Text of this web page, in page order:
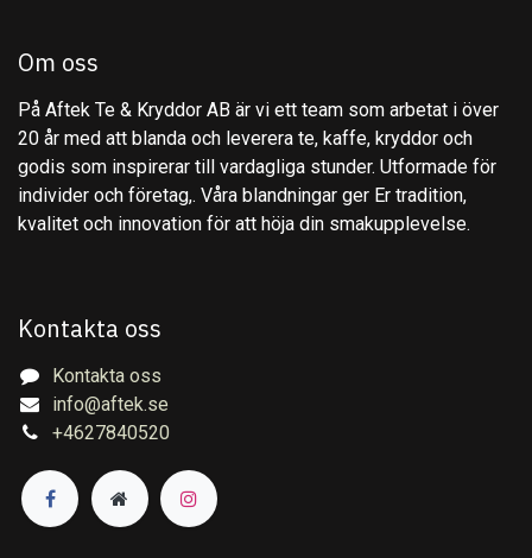
Om oss
På Aftek Te & Kryddor AB är vi ett team som arbetat i över
20 år med att blanda och leverera te, kaffe, kryddor och
godis som inspirerar till vardagliga stunder. Utformade för
individer och företag,. Våra blandningar ger Er tradition,
kvalitet och innovation för att höja din smakupplevelse.
Kontakta oss
Kontakta oss
info@aftek.se
+4627840520